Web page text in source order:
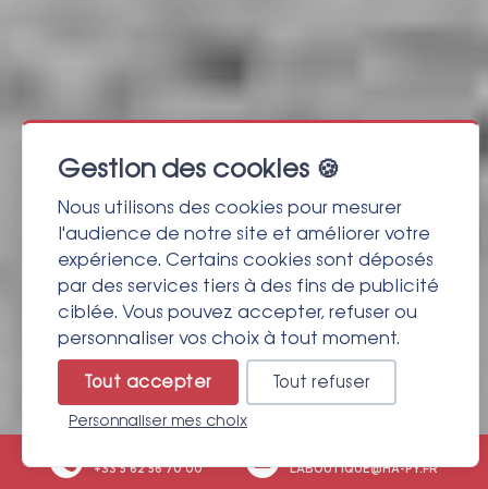
Gestion des cookies 🍪
Nous utilisons des cookies pour mesurer
l'audience de notre site et améliorer votre
expérience. Certains cookies sont déposés
par des services tiers à des fins de publicité
ciblée. Vous pouvez accepter, refuser ou
personnaliser vos choix à tout moment.
Tout accepter Tout refuser
Personnaliser mes choix
+33 5 62 56 70 00 LABOUTIQUE@HA-PY.FR